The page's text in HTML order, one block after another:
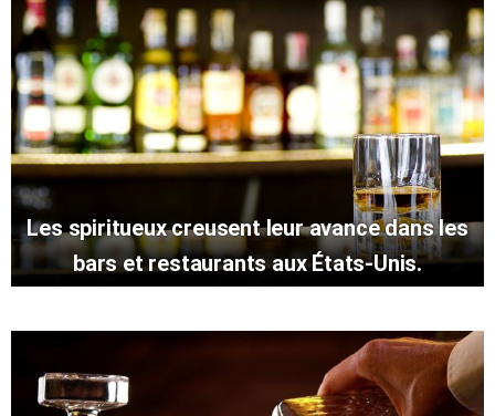
Les spiritueux creusent leur avance dans les
bars et restaurants aux États-Unis.